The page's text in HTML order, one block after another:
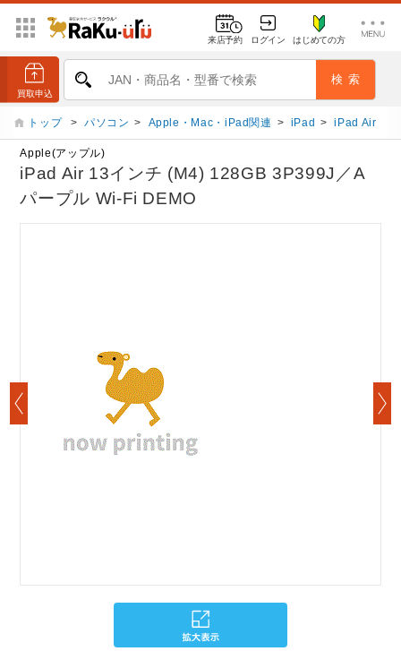
来店予約 ログイン はじめての方
トップ > パソコン > Apple・Mac・iPad関連 > iPad > iPad Air
Apple(アップル)
iPad Air 13インチ (M4) 128GB 3P399J／A
パープル Wi-Fi DEMO